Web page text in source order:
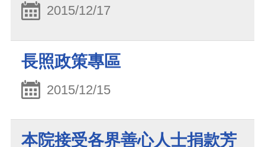
2015/12/17
長照政策專區
2015/12/15
本院接受各界善心人士捐款芳